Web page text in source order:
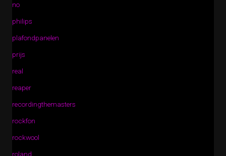
no
philips
plafondpanelen
prijs
real
reaper
recordingthemasters
rockfon
rockwool
roland